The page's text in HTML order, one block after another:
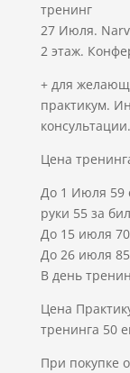
тренинг
27 Июля.
2 этаж.
+ для
практикум.
Цена
До 1 Июля 59
руки 55 за
До 15 июля
До 26 июля
В день
Цена
тренинга 50
При покупке